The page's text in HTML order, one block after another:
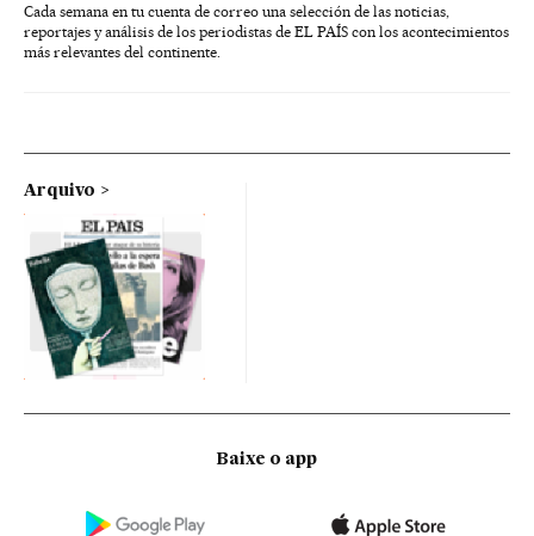
Cada semana en tu cuenta de correo una selección de las noticias,
reportajes y análisis de los periodistas de EL PAÍS con los acontecimientos
más relevantes del continente.
Arquivo
Baixe o app